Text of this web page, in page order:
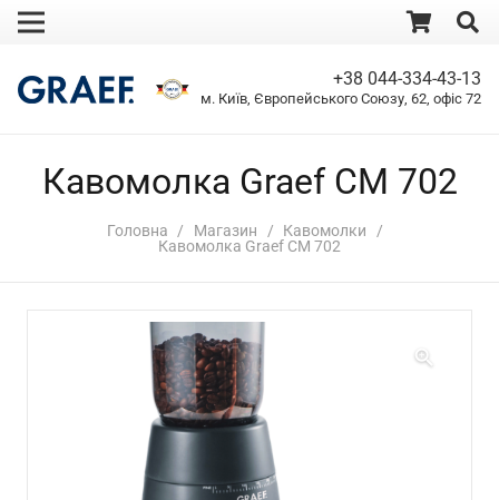
+38 044-334-43-13
м. Київ, Європейського Союзу, 62, офіс 72
Кавомолка Graef CM 702
Головна / Магазин / Кавомолки /
Кавомолка Graef CM 702